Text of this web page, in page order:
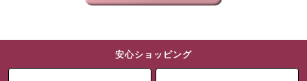
安心ショッピング